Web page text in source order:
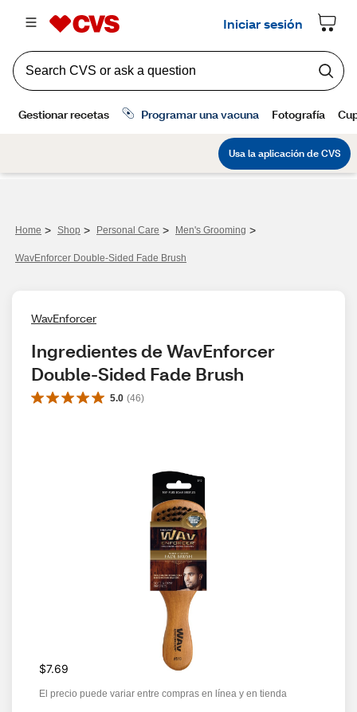
Home > Shop > Personal Care > Men's Grooming >
WavEnforcer Double-Sided Fade Brush
WavEnforcer
Ingredientes de WavEnforcer
Double-Sided Fade Brush
5.0 (46)
$7.69
El precio puede variar entre compras en línea y en tienda